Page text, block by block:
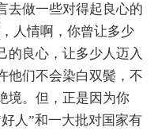
做一些对得起良心的
人情啊，你曾让多少
的良心，让多少人迈入
们不会染白双鬓，不
境。但，正是因为你
人”和一大批对国家有